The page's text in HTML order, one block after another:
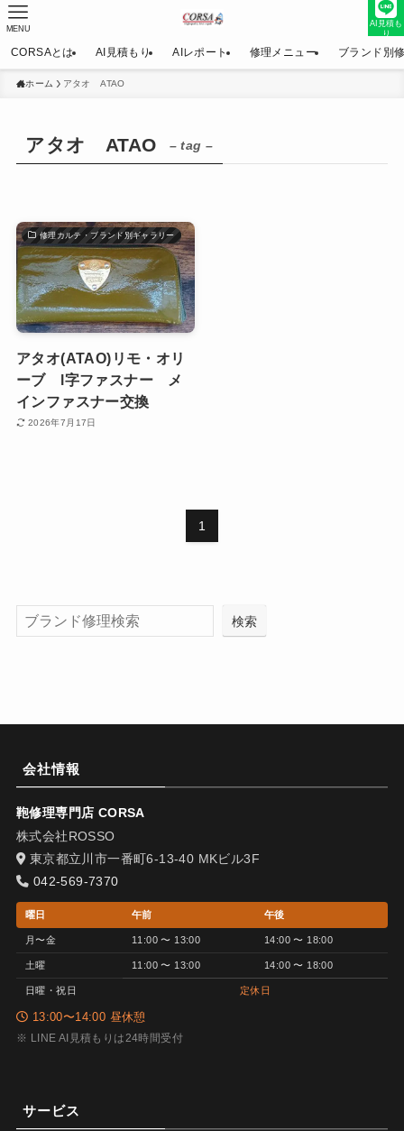
AI見積も
り
MENU
CORSAとは AI見積もり AIレポート 修理メニュー ブランド別
ホーム アタオ ATAO
アタオ ATAO – tag –
修理カルテ・ブランド別ギャラリー
アタオ(ATAO)リモ・オリ
ーブ l字ファスナー メ
インファスナー交換
2026年7月17日
1
検索
会社情報
鞄修理専門店 CORSA
株式会社ROSSO
東京都立川市一番町6-13-40 MKビル3F
042-569-7370
曜日 午前 午後
月〜金 11:00 〜 13:00 14:00 〜 18:00
土曜 11:00 〜 13:00 14:00 〜 18:00
日曜・祝日 定休日
13:00〜14:00 昼休憩
※ LINE AI見積もりは24時間受付
サービス